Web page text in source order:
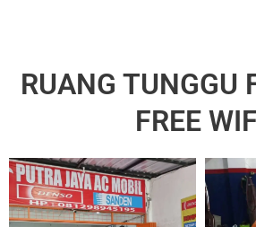
RUANG TUNGGU
FREE